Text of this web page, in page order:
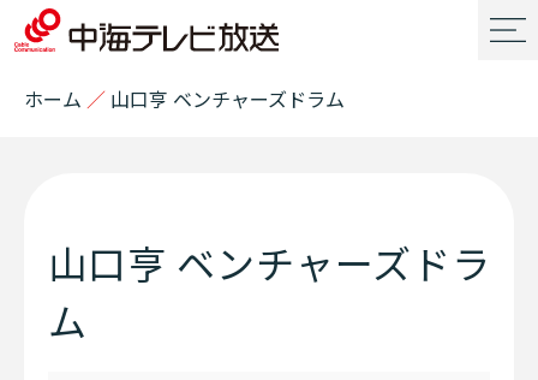
ホーム ／ 山口亨 ベンチャーズドラム
山口亨 ベンチャーズドラ
ム